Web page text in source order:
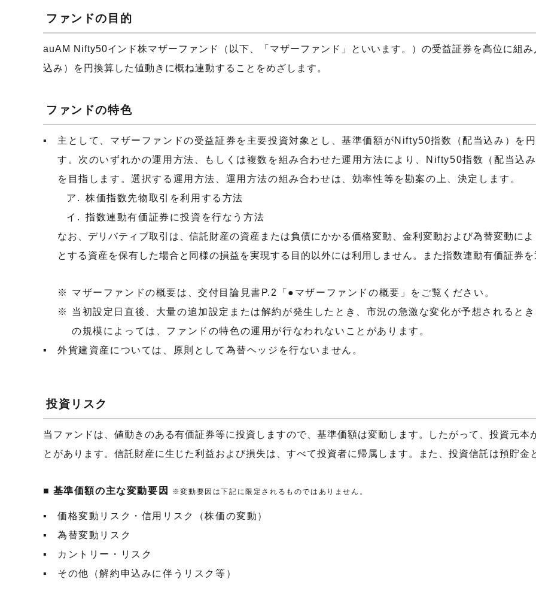
ファンドの目的
auAM Nifty50インド株マザーファンド（以下、「マザーファンド」といいます。）の受益証券を高位に組
込み）を円換算した値動きに概ね連動することをめざします。
ファンドの特色
主として、マザーファンドの受益証券を主要投資対象とし、基準価額がNifty50指数（配当込み）を
す。次のいずれかの運用方法、もしくは複数を組み合わせた運用方法により、Nifty50指数（配当込
を目指します。選択する運用方法、運用方法の組み合わせは、効率性等を勘案の上、決定します。
株価指数先物取引を利用する方法
指数連動有価証券に投資を行なう方法
なお、デリバティブ取引は、信託財産の資産または負債にかかる価格変動、金利変動および為替変動に
とする資産を保有した場合と同様の損益を実現する目的以外には利用しません。また指数連動有価証券
マザーファンドの概要は、交付目論見書P.2「●マザーファンドの概要」をご覧ください。
当初設定日直後、大量の追加設定または解約が発生したとき、市況の急激な変化が予想されると
の規模によっては、ファンドの特色の運用が行なわれないことがあります。
外貨建資産については、原則として為替ヘッジを行ないません。
投資リスク
当ファンドは、値動きのある有価証券等に投資しますので、基準価額は変動します。したがって、投資元
とがあります。信託財産に生じた利益および損失は、すべて投資者に帰属します。また、投資信託は預貯金
基準価額の主な変動要因 ※変動要因は下記に限定されるものではありません。
価格変動リスク・信用リスク（株価の変動）
為替変動リスク
カントリー・リスク
その他（解約申込みに伴うリスク等）